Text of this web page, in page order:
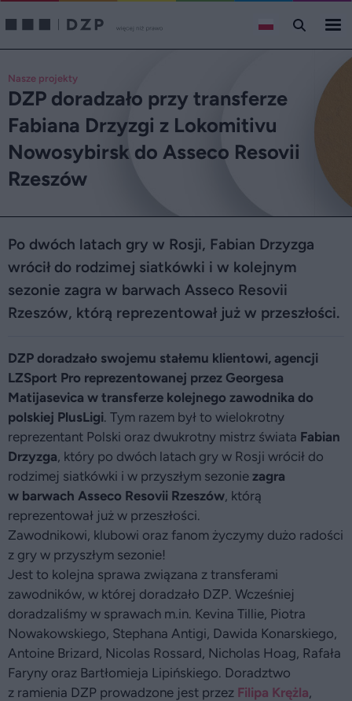
Nasze projekty
DZP doradzało przy transferze
Fabiana Drzyzgi z Lokomitivu
Nowosybirsk do Asseco Resovii
Rzeszów
Po dwóch latach gry w Rosji, Fabian Drzyzga
wrócił do rodzimej siatkówki i w kolejnym
sezonie zagra w barwach Asseco Resovii
Rzeszów, którą reprezentował już w przeszłości.
DZP doradzało swojemu stałemu klientowi, agencji
LZSport Pro reprezentowanej przez Georgesa
Matijasevica w transferze kolejnego zawodnika do
polskiej PlusLigi. Tym razem był to wielokrotny
reprezentant Polski oraz dwukrotny mistrz świata Fabian
Drzyzga, który po dwóch latach gry w Rosji wrócił do
rodzimej siatkówki i w przyszłym sezonie zagra
w barwach Asseco Resovii Rzeszów, którą
reprezentował już w przeszłości.
Zawodnikowi, klubowi oraz fanom życzymy dużo radości
z gry w przyszłym sezonie!
Jest to kolejna sprawa związana z transferami
zawodników, w której doradzało DZP. Wcześniej
doradzaliśmy w sprawach m.in. Kevina Tillie, Piotra
Nowakowskiego, Stephana Antigi, Dawida Konarskiego,
Antoine Brizard, Nicolas Rossard, Nicholas Hoag, Rafała
Faryny oraz Bartłomieja Lipińskiego. Doradztwo
z ramienia DZP prowadzone jest przez Filipa Krężla,